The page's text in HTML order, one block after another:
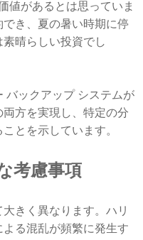
値があるとは思っていま
き、夏の暑い時期に停
晴らしい投資でし
バックアップ システムが
方を実現し、特定の分
とを示しています。
考慮事項
きく異なります。ハリ
る混乱が頻繁に発生す